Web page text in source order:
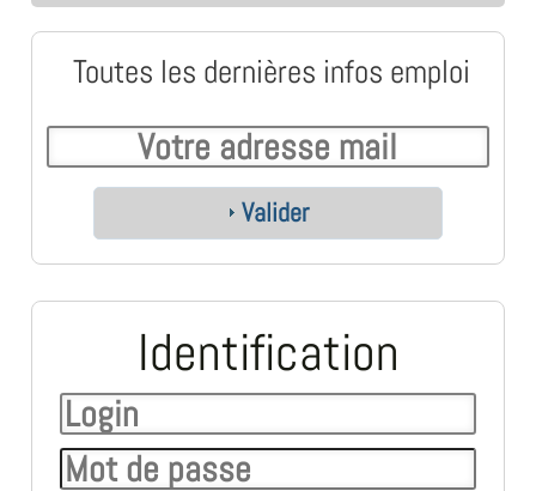
Toutes les dernières infos emploi
Valider
Identification